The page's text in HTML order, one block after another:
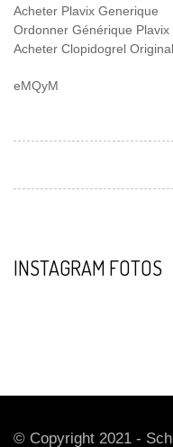
Acheter Plavix Generique
Ordonner Générique
Acheter Clopidogrel
eMQyM
INSTAGRAM FOTOS
© Copyright 2021 -